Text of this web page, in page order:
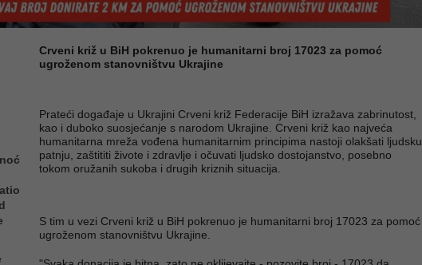
Crveni križ u BiH pokrenuo je humanitarni broj 17023 za pomoć
ugroženom stanovništvu Ukrajine
Prateći događaje u Ukrajini Crveni križ Federacije BiH izražava zabrinutost,
kao i duboko suosjećanje s narodom Ukrajine. Crveni križ kao najveća
humanitarna mreža vođena humanitarnim principima nastoji olakšati ljudsku
patnju, zaštititi živote i zdravlje i očuvati ljudsko dostojanstvo, posebno
tokom oružanih sukoba i drugih kriznih situacija.
S tim u vezi Crveni križ u BiH pokrenuo je humanitarni broj 17023 za pomoć
ugroženom stanovništvu Ukrajine.